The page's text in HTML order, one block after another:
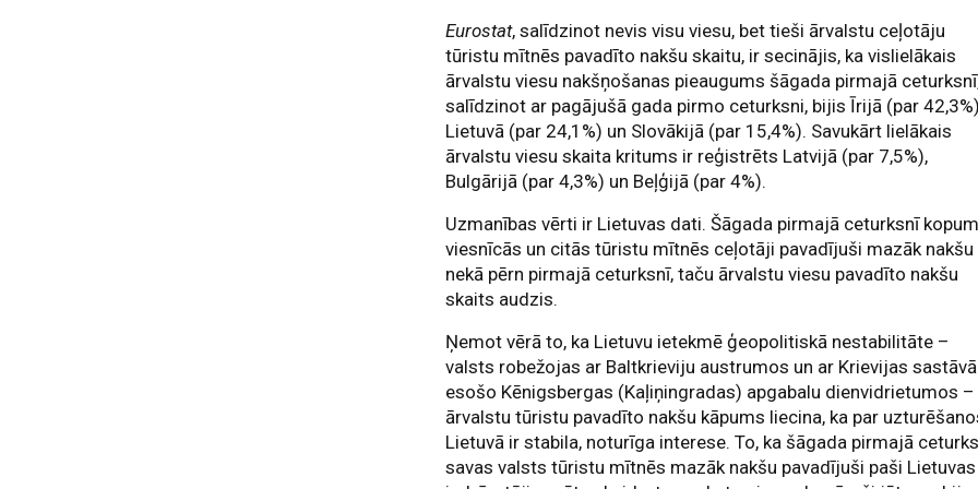
Eurostat, salīdzinot nevis visu viesu, bet tieši ārvalstu ceļotāju
tūristu mītnēs pavadīto nakšu skaitu, ir secinājis, ka vislielākais
ārvalstu viesu nakšņošanas pieaugums šāgada pirmajā
salīdzinot ar pagājušā gada pirmo ceturksni, bijis Īrijā (par
Lietuvā (par 24,1%) un Slovākijā (par 15,4%). Savukārt lielākais
ārvalstu viesu skaita kritums ir reģistrēts Latvijā (par 7,5%),
Bulgārijā (par 4,3%) un Beļģijā (par 4%).
Uzmanības vērti ir Lietuvas dati. Šāgada pirmajā ceturksnī
viesnīcās un citās tūristu mītnēs ceļotāji pavadījuši mazāk nakšu
nekā pērn pirmajā ceturksnī, taču ārvalstu viesu pavadīto nakšu
skaits audzis.
Ņemot vērā to, ka Lietuvu ietekmē ģeopolitiskā nestabilitāte –
valsts robežojas ar Baltkrieviju austrumos un ar Krievijas sastāvā
esošo Kēnigsbergas (Kaļiņingradas) apgabalu dienvidrietumos –
ārvalstu tūristu pavadīto nakšu kāpums liecina, ka par
Lietuvā ir stabila, noturīga interese. To, ka šāgada pirmajā
savas valsts tūristu mītnēs mazāk nakšu pavadījuši paši Lietuvas